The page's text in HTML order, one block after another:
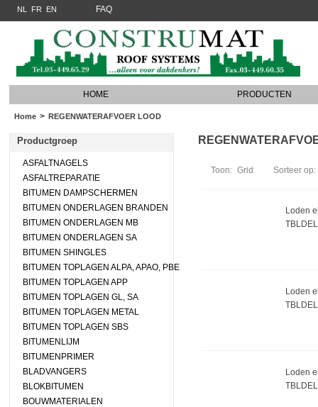
NL FR EN FAQ
HOME PRODUCTEN
Home > REGENWATERAFVOER LOOD
Productgroep
ASFALTNAGELS
ASFALTREPARATIE
BITUMEN DAMPSCHERMEN
BITUMEN ONDERLAGEN BRANDEN
BITUMEN ONDERLAGEN MB
BITUMEN ONDERLAGEN SA
BITUMEN SHINGLES
BITUMEN TOPLAGEN ALPA, APAO, PBE
BITUMEN TOPLAGEN APP
BITUMEN TOPLAGEN GL, SA
BITUMEN TOPLAGEN METAL
BITUMEN TOPLAGEN SBS
BITUMENLIJM
BITUMENPRIMER
BLADVANGERS
BLOKBITUMEN
BOUWMATERIALEN
Toon: Grid Sorteer op:
Loden
Loden
Loden